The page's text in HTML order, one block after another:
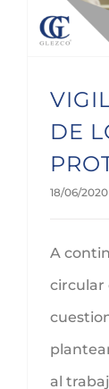
DE
18/06/2020
A
circular
al